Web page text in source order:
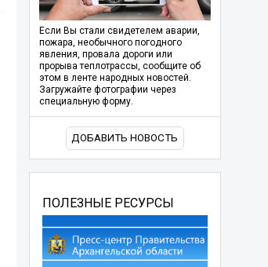
Если Вы стали свидетелем аварии,
пожара, необычного погодного
явления, провала дороги или
прорыва теплотрассы, сообщите об
этом в ленте народных новостей.
Загружайте фотографии через
специальную форму.
ДОБАВИТЬ НОВОСТЬ
ПОЛЕЗНЫЕ РЕСУРСЫ